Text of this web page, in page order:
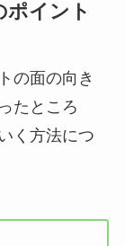
イント
の面の向き
たところ
く方法につ